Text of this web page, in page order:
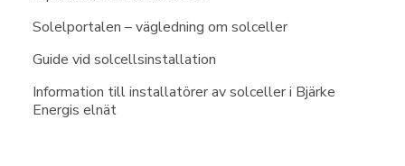
Solelportalen – vägledning om solceller
Guide vid solcellsinstallation
Information till installatörer av solceller i Bjärke
Energis elnät